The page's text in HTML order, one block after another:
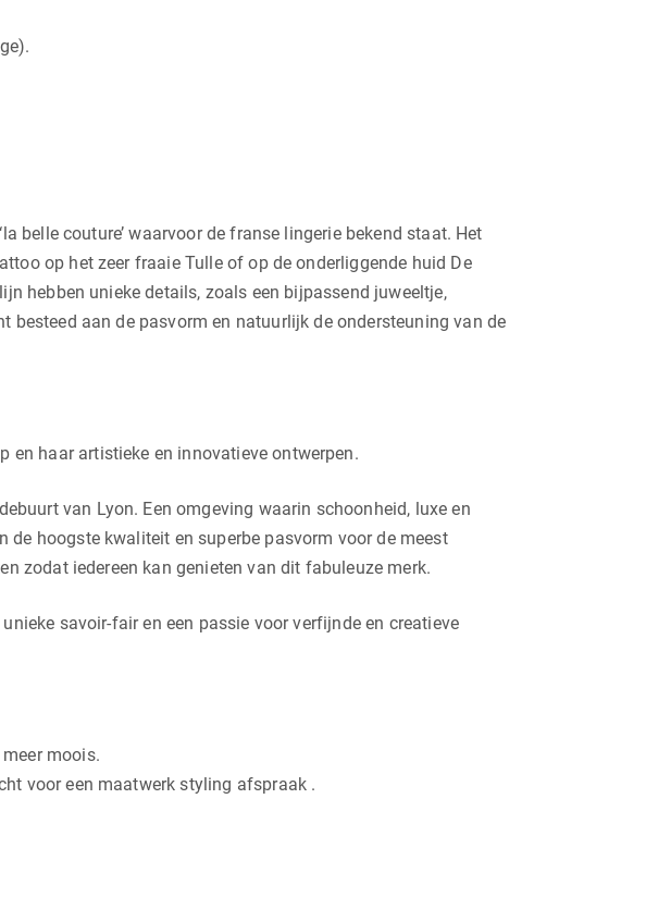
belle couture’ waarvoor de franse lingerie bekend staat. Het
op het zeer fraaie Tulle of op de onderliggende huid De
hebben unieke details, zoals een bijpassend juweeltje,
aan de pasvorm en natuurlijk de ondersteuning van de
en haar artistieke en innovatieve ontwerpen.
van Lyon. Een omgeving waarin schoonheid, luxe en
de hoogste kwaliteit en superbe pasvorm voor de meest
zodat iedereen kan genieten van dit fabuleuze merk.
savoir-fair en een passie voor verfijnde en creatieve
moois.
voor een maatwerk styling afspraak .